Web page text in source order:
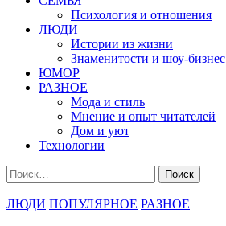
Психология и отношения
ЛЮДИ
Истории из жизни
Знаменитости и шоу-бизнес
ЮМОР
РАЗНОЕ
Мода и стиль
Мнение и опыт читателей
Дом и уют
Технологии
Найти:
ЛЮДИ ПОПУЛЯРНОЕ РАЗНОЕ